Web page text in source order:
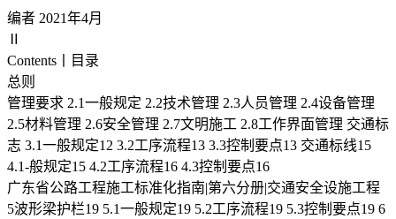
编者 2021年4月
Contents丨目录
总则
管理要求 2.1一般规定 2.2技术管理 2.3人员管理 2.4设备管理
2.5材料管理 2.6安全管理 2.7文明施工 2.8工作界面管理 交通标
志 3.1一般规定12 3.2工序流程13 3.3控制要点13 交通标线15
4.1-般规定15 4.2工序流程16 4.3控制要点16
广东省公路工程施工标准化指南|第六分册|交通安全设施工程
5波形梁护栏19 5.1一般规定19 5.2工序流程19 5.3控制要点19 6